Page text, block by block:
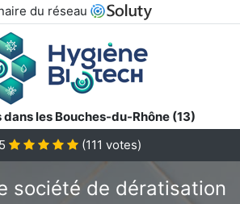
du réseau
les Bouches-du-Rhône (13)
(111 votes)
société de dératisation